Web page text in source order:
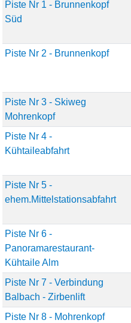
Piste Nr 1 - Brunnenkopf
Süd
Piste Nr 2 - Brunnenkopf
Piste Nr 3 - Skiweg
Mohrenkopf
Piste Nr 4 -
Kühtaileabfahrt
Piste Nr 5 -
ehem.Mittelstationsabfahrt
Piste Nr 6 -
Panoramarestaurant-
Kühtaile Alm
Piste Nr 7 - Verbindung
Balbach - Zirbenlift
Piste Nr 8 - Mohrenkopf